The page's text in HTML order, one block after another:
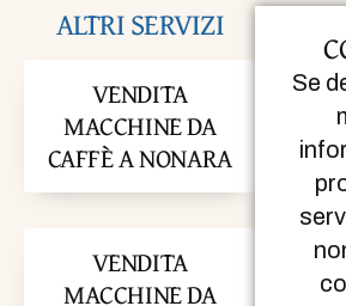
ALTRI SERVIZI
VENDITA
MACCHINE DA
CAFFÈ A NONARA
VENDITA
MACCHINE DA
Se